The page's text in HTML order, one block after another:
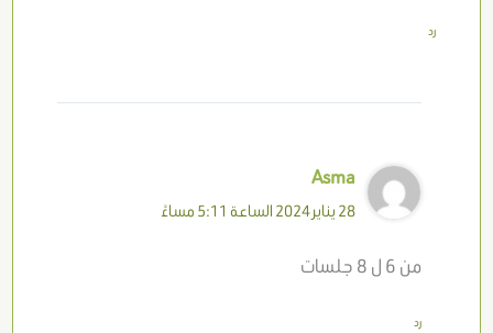
رد
Asma
28 يناير 2024 الساعة 5:11 مساءً
من 6 ل 8 جلسات
رد